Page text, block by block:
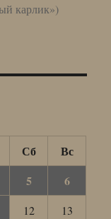
карлик»)
Сб Вс
5 6
12
13